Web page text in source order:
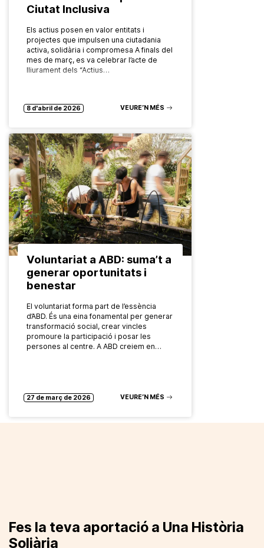
Ciutat Inclusiva
Els actius posen en valor entitats i
projectes que impulsen una ciutadania
activa, solidària i compromesa A finals del
mes de març, es va celebrar l’acte de
lliurament dels “Actius…
8 d'abril de 2026 VEURE’N MÉS
Voluntariat a ABD: suma’t a
generar oportunitats i
benestar
El voluntariat forma part de l’essència
d’ABD. És una eina fonamental per generar
transformació social, crear vincles
promoure la participació i posar les
persones al centre. A ABD creiem en…
27 de març de 2026 VEURE’N MÉS
Fes la teva aportació a Una Història
Soliària